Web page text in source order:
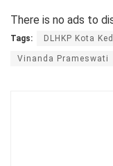
There is no ads to
Tags: DLHKP Kota
Vinanda Prameswati